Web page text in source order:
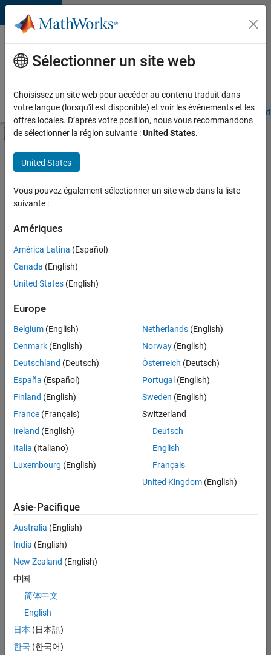
Passer au contenu
Votre
carrière
chez
Accueil Explorer nos opportunités Adresses de nos bureaux
Activer/désactiver l'affichage du menu
Contenu principal
FILTRER PAR
Programme destiné aux nouvelles carrières (EDG)
Technologies de l’information
Développement de produits
Actuellement,
aucune
offre
d'emploi
correspondant
à vos
critères
de
recherche.
Vous
pouvez
élargir
votre
recherche
ou
afficher
l’ensemble
d'emploi.
malgré
tout
vous
trouvez
pas
d'offre
corresponde
à vos
Sélectionner un site web
Choisissez un site web pour accéder au contenu traduit dans
votre langue (lorsqu'il est disponible) et voir les événements et les
offres locales. D’après votre position, nous vous recommandons
de sélectionner la région suivante :United States.
United States
Vous pouvez également sélectionner un site web dans la liste
suivante :
Amériques
América Latina (Español)
Canada (English)
United States (English)
Europe
Belgium (English)
Denmark (English)
Deutschland (Deutsch)
España (Español)
Finland (English)
France (Français)
Ireland (English)
Italia (Italiano)
Luxembourg (English)
Netherlands(English)
Norway(English)
Österreich (Deutsch)
Portugal (English)
Sweden (English)
Switzerland
Deutsch
English
Français
United Kingdom(English)
Asie-Pacifique
Australia (English)
India (English)
New Zealand (English)
中国
简体中文
English
日本 (日本語)
한국 (한국어)